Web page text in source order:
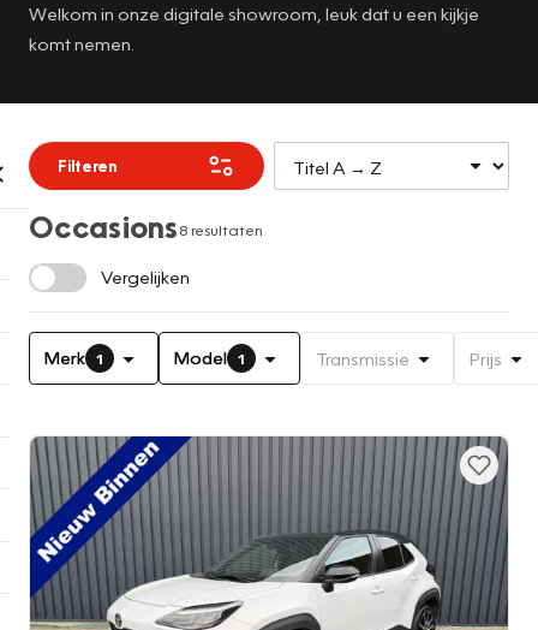
Welkom in onze digitale showroom, leuk dat u een kijkje
komt nemen.
Filteren
Occasions8 resultaten
Vergelijken
Merk 1 Model 1 Transmissie Prijs